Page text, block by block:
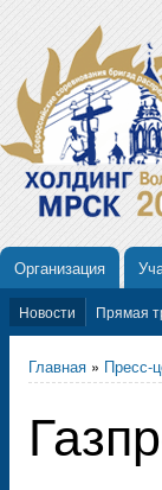
Организация
Новости Прямая
Главная » Пресс-